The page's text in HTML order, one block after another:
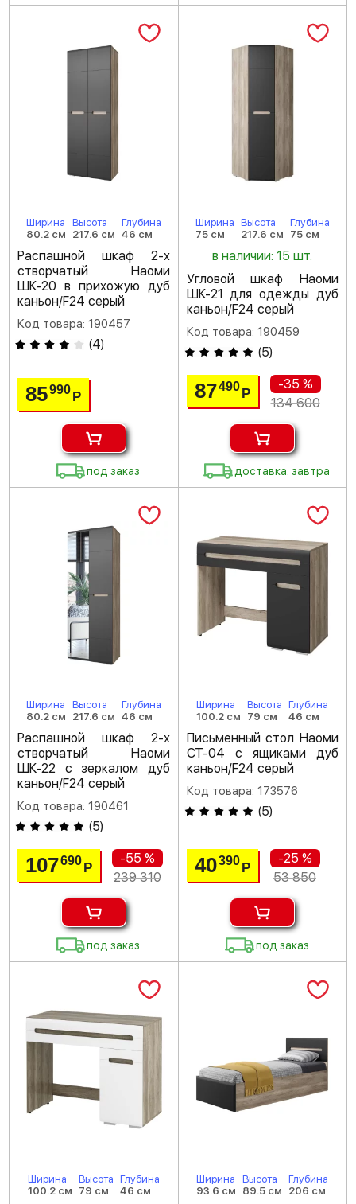
Ширина
80.2 см
Высота
217.6 см
Глубина
46 см
Распашной шкаф 2-х
створчатый Наоми
ШК-20 в прихожую дуб
каньон/F24 серый
Код товара: 190457
(4)
85990Р
под заказ
Ширина
75 см
Высота
217.6 см
Глубина
75 см
в наличии: 15 шт.
Угловой шкаф Наоми
ШК-21 для одежды дуб
каньон/F24 серый
Код товара: 190459
(5)
87490 Р
-35 %
134 600
доставка: завтра
Ширина
80.2 см
Высота
217.6 см
Глубина
46 см
Распашной шкаф 2-х
створчатый Наоми
ШК-22 с зеркалом дуб
каньон/F24 серый
Код товара: 190461
(5)
107690Р
-55 %
239 310
под заказ
Ширина
100.2 см
Высота
79 см
Глубина
46 см
Письменный стол Наоми
СТ-04 с ящиками дуб
каньон/F24 серый
Код товара: 173576
(5)
40390 Р
-25 %
53 850
под заказ
Ширина
100.2 см
Высота
79 см
Глубина
46 см
Ширина
93.6 см
Высота
89.5 см
Глубина
206 см